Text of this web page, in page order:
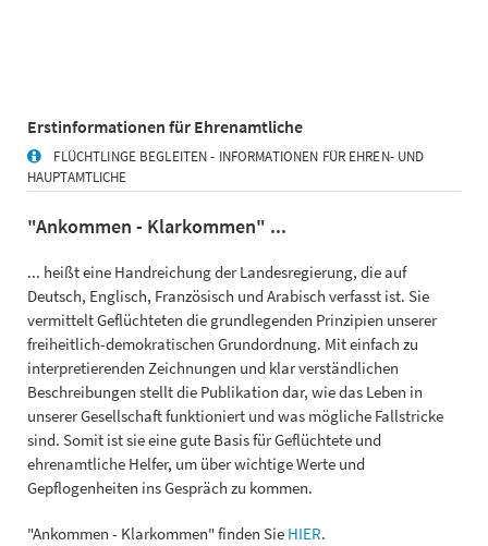
Erstinformationen für Ehrenamtliche
FLÜCHTLINGE BEGLEITEN - INFORMATIONEN FÜR EHREN- UND
HAUPTAMTLICHE
"Ankommen - Klarkommen" ...
... heißt eine Handreichung der Landesregierung, die auf
Deutsch, Englisch, Französisch und Arabisch verfasst ist. Sie
vermittelt Geflüchteten die grundlegenden Prinzipien unserer
freiheitlich-demokratischen Grundordnung. Mit einfach zu
interpretierenden Zeichnungen und klar verständlichen
Beschreibungen stellt die Publikation dar, wie das Leben in
unserer Gesellschaft funktioniert und was mögliche Fallstricke
sind. Somit ist sie eine gute Basis für Geflüchtete und
ehrenamtliche Helfer, um über wichtige Werte und
Gepflogenheiten ins Gespräch zu kommen.
"Ankommen - Klarkommen" finden Sie HIER.